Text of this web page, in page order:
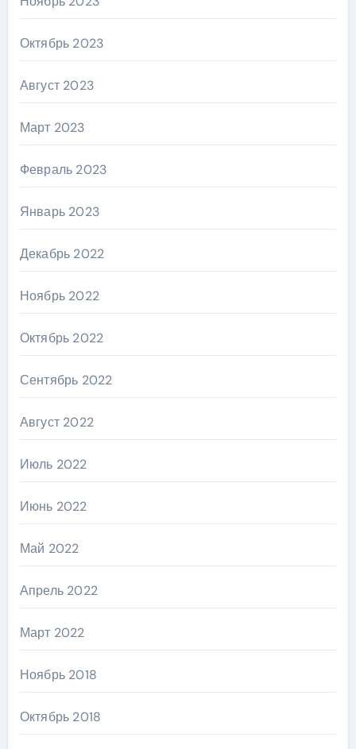
Октябрь 2023
Август 2023
Март 2023
Февраль 2023
Январь 2023
Декабрь 2022
Ноябрь 2022
Октябрь 2022
Сентябрь 2022
Август 2022
Июль 2022
Июнь 2022
Май 2022
Апрель 2022
Март 2022
Ноябрь 2018
Октябрь 2018